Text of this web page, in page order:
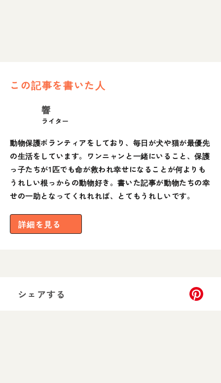
この記事を書いた人
響
ライター
動物保護ボランティアをしており、毎日が犬や猫が最優先
の生活をしています。ワンニャンと一緒にいること、保護
っ子たちが1匹でも命が救われ幸せになることが何よりも
うれしい根っからの動物好き。書いた記事が動物たちの幸
せの一助となってくれれれば、とてもうれしいです。
詳細を見る
シェアする